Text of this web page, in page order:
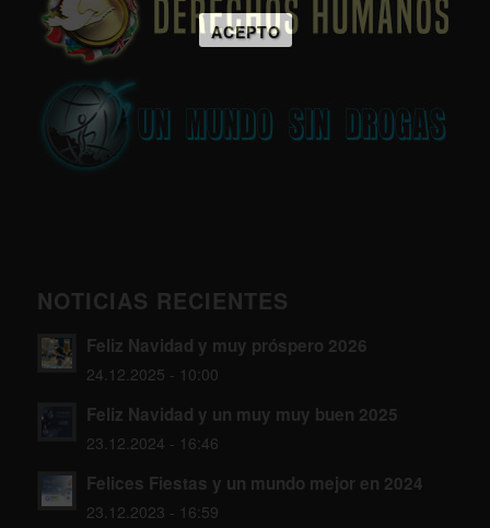
NOTICIAS RECIENTES
Feliz Navidad y muy próspero 2026
24.12.2025 - 10:00
Feliz Navidad y un muy muy buen 2025
23.12.2024 - 16:46
Felices Fiestas y un mundo mejor en 2024
23.12.2023 - 16:59
ACEPTO